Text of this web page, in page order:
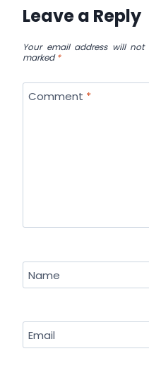
Leave a Reply
Your email address will not
marked*
Comment *
Name
Email